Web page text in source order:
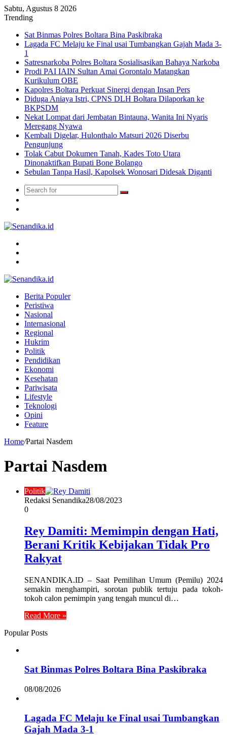
Sabtu, Agustus 8 2026
Trending
Sat Binmas Polres Boltara Bina Paskibraka
Lagada FC Melaju ke Final usai Tumbangkan Gajah Mada 3-
1
Satresnarkoba Polres Boltara Sosialisasikan Bahaya Narkoba
Prodi PAI IAIN Sultan Amai Gorontalo Matangkan
Kurikulum OBE
Kapolres Boltara Perkuat Sinergi dengan Insan Pers
Diduga Aniaya Istri, CPNS DLH Boltara Dilaporkan ke
BKPSDM
Nekat Lompat dari Jembatan Bintauna, Wanita Ini Nyaris
Meregang Nyawa
Kembali Digelar, Hulonthalo Matsuri 2026 Diserbu
Pengunjung
Tolak Cabut Dokumen Tanah, Kades Toto Utara
Dinonaktifkan Bupati Bone Bolango
Sebulan Tanpa Hasil, Kapolsek Wonosari Didesak Diganti
Search
Berita Populer
Peristiwa
Nasional
Internasional
Regional
Hukrim
Politik
Pendidikan
Ekonomi
Kesehatan
Pariwisata
Lifestyle
Teknologi
Opini
Feature
Home/Partai Nasdem
Partai Nasdem
Politik
Redaksi Senandika28/08/2023
0
Rey Damiti: Memimpin dengan Hati,
Berani Kritik Kebijakan Tidak Pro
Rakyat
SENANDIKA.ID – Saat Pemilihan Umum (Pemilu) 2024
semakin menghampiri, sorotan publik tertuju pada tokoh-
tokoh calon pemimpin yang tengah muncul di…
Read More »
Popular Posts
Sat Binmas Polres Boltara Bina Paskibraka
08/08/2026
Lagada FC Melaju ke Final usai Tumbangkan
Gajah Mada 3-1